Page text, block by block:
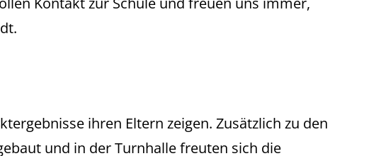
ihren Eltern zeigen. Zusätzlich zu den
und in der Turnhalle freuten sich die